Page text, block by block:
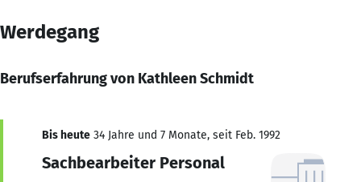
Werdegang
Berufserfahrung von Kathleen Schmidt
Bis heute 34 Jahre und 7 Monate, seit Feb. 1992
Sachbearbeiter Personal